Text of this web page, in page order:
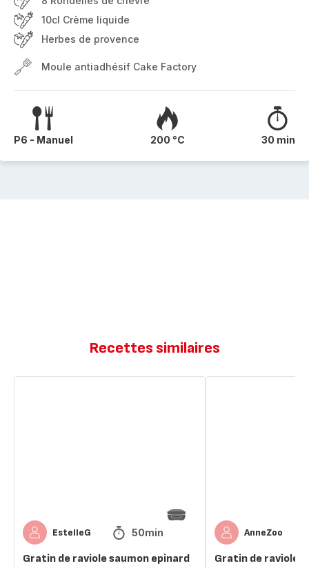
10cl Crème liquide
Herbes de provence
Moule antiadhésif Cake Factory
P6 - Manuel 200 °C 30 min
Recettes similaires
EstelleG 50min
Gratin de raviole saumon epinard
AnneZoo
Gratin de ravioles